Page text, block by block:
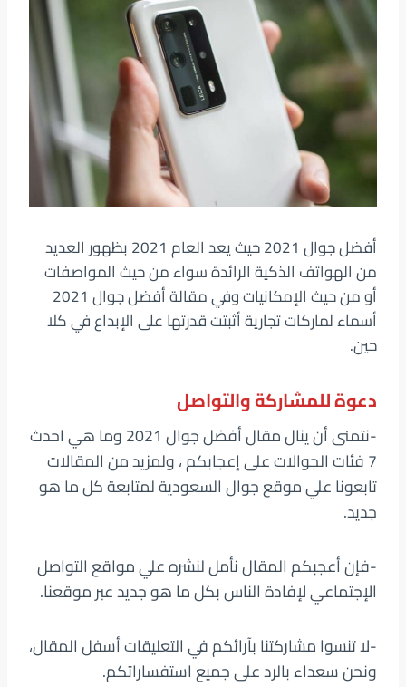
أفضل جوال 2021 حيث يعد العام 2021 بظهور العديد
من الهواتف الذكية الرائدة سواء من حيث المواصفات
أو من حيث الإمكانيات وفي مقالة أفضل جوال 2021
أسماء لماركات تجارية أثبتت قدرتها على الإبداع في كلا
حين.
دعوة للمشاركة والتواصل
-نتمنى أن ينال مقال أفضل جوال 2021 وما هي احدث
7 فئات الجوالات على إعجابكم ، ولمزيد من المقالات
تابعونا علي موقع جوال السعودية لمتابعة كل ما هو
جديد.
-فإن أعجبكم المقال نأمل لنشره علي مواقع التواصل
الإجتماعي لإفادة الناس بكل ما هو جديد عبر موقعنا.
-لا تنسوا مشاركتنا بآرائكم في التعليقات أسفل المقال،
ونحن سعداء بالرد على جميع استفساراتكم.